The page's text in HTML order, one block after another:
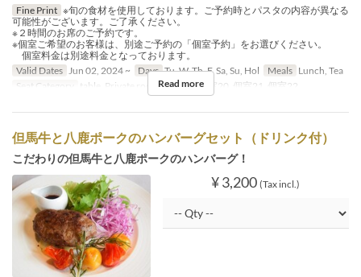
Fine Print ※旬の食材を使用しております。ご予約時とパスタの内容が異なる
可能性がございます。ご了承ください。
※２時間のお席のご予約です。
※個室ご希望のお客様は、別途ご予約の「個室予約」をお選びください。
個室料金は別途料金となっております。
Valid Dates
Jun 02, 2024 ~ Days Tu, W, Th, F, Sa, Su, Hol Meals Lunch, Tea
Seat Category
table, Private room, 個室19, 個室20, 個室21, 個室22
Read more
但馬牛と八鹿ポークのハンバーグセット（ドリンク付）
こだわりの但馬牛と八鹿ポークのハンバーグ！
¥ 3,200 (Tax incl.)